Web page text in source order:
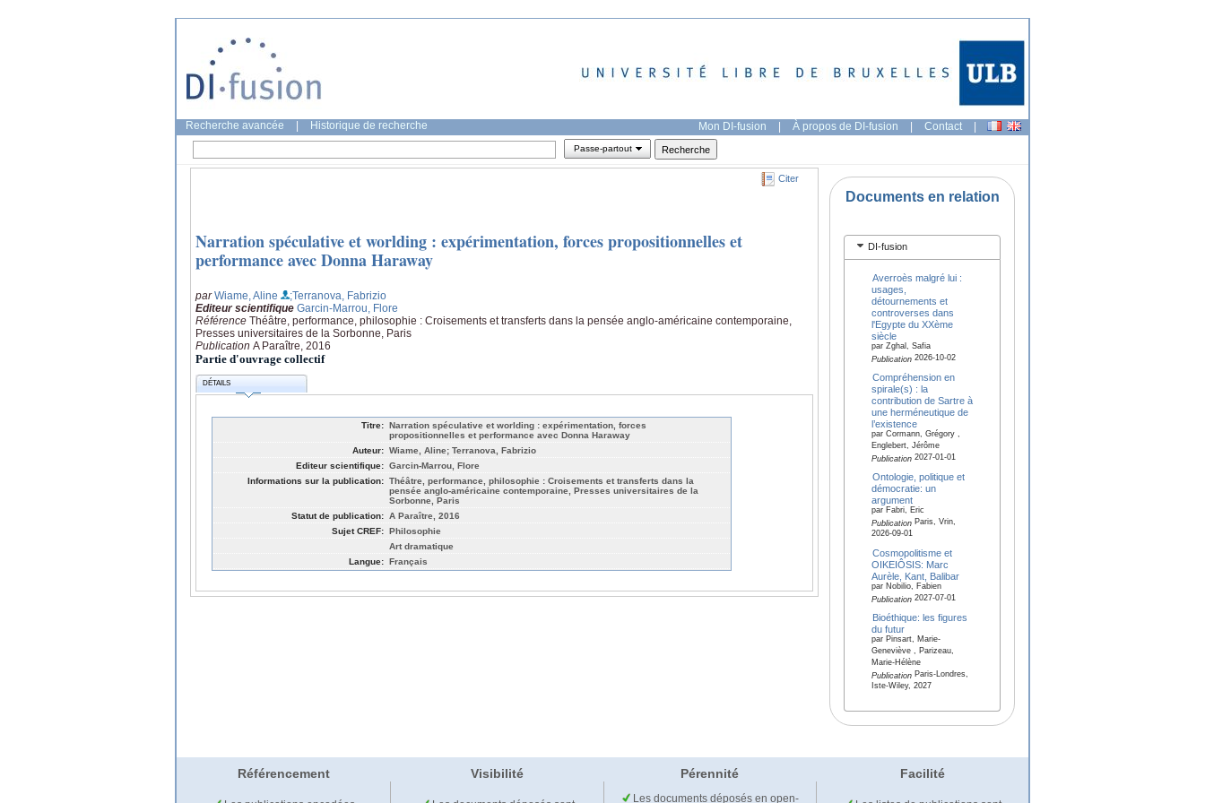
Recherche avancée Historique de recherche Mon DI-fusion | À propos de DI-fusion | Contact |
Passe-partout
Citer
Narration spéculative et worlding : expérimentation, forces propositionnelles et
performance avec Donna Haraway
parWiame, Aline
;Terranova, Fabrizio
Editeur scientifique Garcin-Marrou, Flore
Référence Théâtre, performance, philosophie : Croisements et transferts dans la pensée anglo-américaine contemporaine,
Presses universitaires de la Sorbonne, Paris
Publication A Paraître, 2016
Partie d'ouvrage collectif
DÉTAILS
Titre: Narration spéculative et worlding : expérimentation, forces
propositionnelles et performance avec Donna Haraway
Auteur: Wiame, Aline; Terranova, Fabrizio
Editeur scientifique: Garcin-Marrou, Flore
Informations sur la publication: Théâtre, performance, philosophie : Croisements et transferts dans la
pensée anglo-américaine contemporaine, Presses universitaires de la
Sorbonne, Paris
Statut de publication: A Paraître, 2016
Sujet CREF: Philosophie
Art dramatique
Langue: Français
Documents en relation
DI-fusion
Averroès malgré lui :
usages,
détournements et
controverses dans
l'Egypte du XXème
siècle
par Zghal, Safia
Publication2026-10-02
Compréhension en
spirale(s) : la
contribution de Sartre à
une herméneutique de
l’existence
par Cormann, Grégory ,
Englebert, Jérôme
Publication2027-01-01
Ontologie, politique et
démocratie: un
argument
par Fabri, Eric
PublicationParis, Vrin,
2026-09-01
Cosmopolitisme et
OIKEIÔSIS: Marc
Aurèle, Kant, Balibar
par Nobilio, Fabien
Publication2027-07-01
Bioéthique: les figures
du futur
par Pinsart, Marie-
Geneviève , Parizeau,
Marie-Hélène
PublicationParis-Londres,
Iste-Wiley, 2027
Référencement Visibilité Pérennité Facilité
Les documents déposés en open-